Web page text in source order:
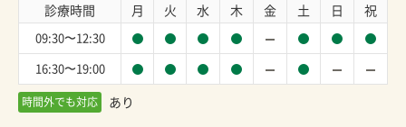
診療時間 月 火 水 木 金 土 日 祝
09:30〜12:30
16:30〜19:00
時間外でも対応 あり